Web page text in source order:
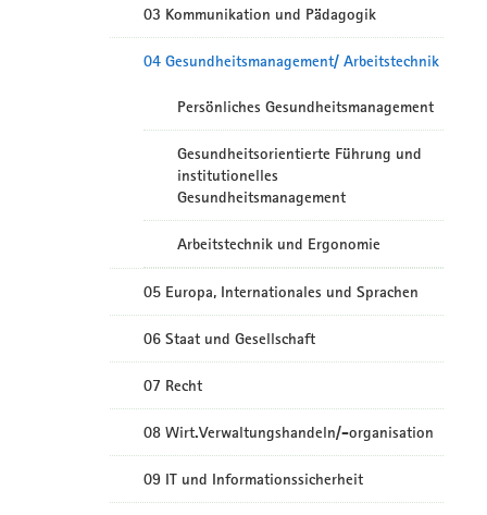
03 Kommunikation und Pädagogik
04 Gesundheitsmanagement/ Arbeitstechnik
Persönliches Gesundheitsmanagement
Gesundheitsorientierte Führung und
institutionelles
Gesundheitsmanagement
Arbeitstechnik und Ergonomie
05 Europa, Internationales und Sprachen
06 Staat und Gesellschaft
07 Recht
08 Wirt.Verwaltungshandeln/-organisation
09 IT und Informationssicherheit